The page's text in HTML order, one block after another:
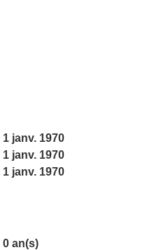
1 janv. 1970
1 janv. 1970
1 janv. 1970
0 an(s)